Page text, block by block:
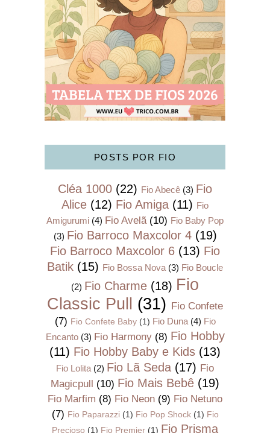
POSTS POR FIO
Cléa 1000 (22) Fio Abecê (3) Fio
Alice (12) Fio Amiga (11) Fio
Amigurumi (4) Fio Avelã (10) Fio Baby Pop
(3) Fio Barroco Maxcolor 4 (19)
Fio Barroco Maxcolor 6 (13) Fio
Batik (15) Fio Bossa Nova (3) Fio Boucle
(2) Fio Charme (18) Fio
Classic Pull (31)
Fio Confete
(7) Fio Confete Baby (1) Fio Duna (4) Fio
Encanto (3) Fio Harmony (8) Fio Hobby
(11) Fio Hobby Baby e Kids (13)
Fio Lolita (2) Fio Lã Seda (17) Fio
Magicpull
(10) Fio Mais Bebê (19)
Fio Marfim (8) Fio Neon (9) Fio Netuno
(7) Fio Paparazzi (1) Fio Pop Shock (1) Fio
Precioso (1) Fio Premier (1) Fio Prisma